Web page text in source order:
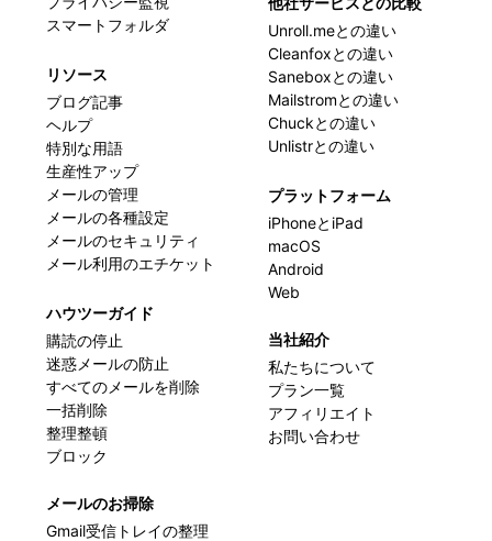
スマートフォルダ
リソース
ブログ記事
ヘルプ
特別な用語
生産性アップ
メールの管理
メールの各種設定
メールのセキュリティ
メール利用のエチケット
ハウツーガイド
購読の停止
迷惑メールの防止
すべてのメールを削除
一括削除
整理整頓
ブロック
メールのお掃除
Gmail受信トレイの整理
Unroll.meとの違い
Cleanfoxとの違い
Saneboxとの違い
Mailstromとの違い
Chuckとの違い
Unlistrとの違い
プラットフォーム
iPhoneとiPad
macOS
Android
Web
当社紹介
私たちについて
プラン一覧
アフィリエイト
お問い合わせ